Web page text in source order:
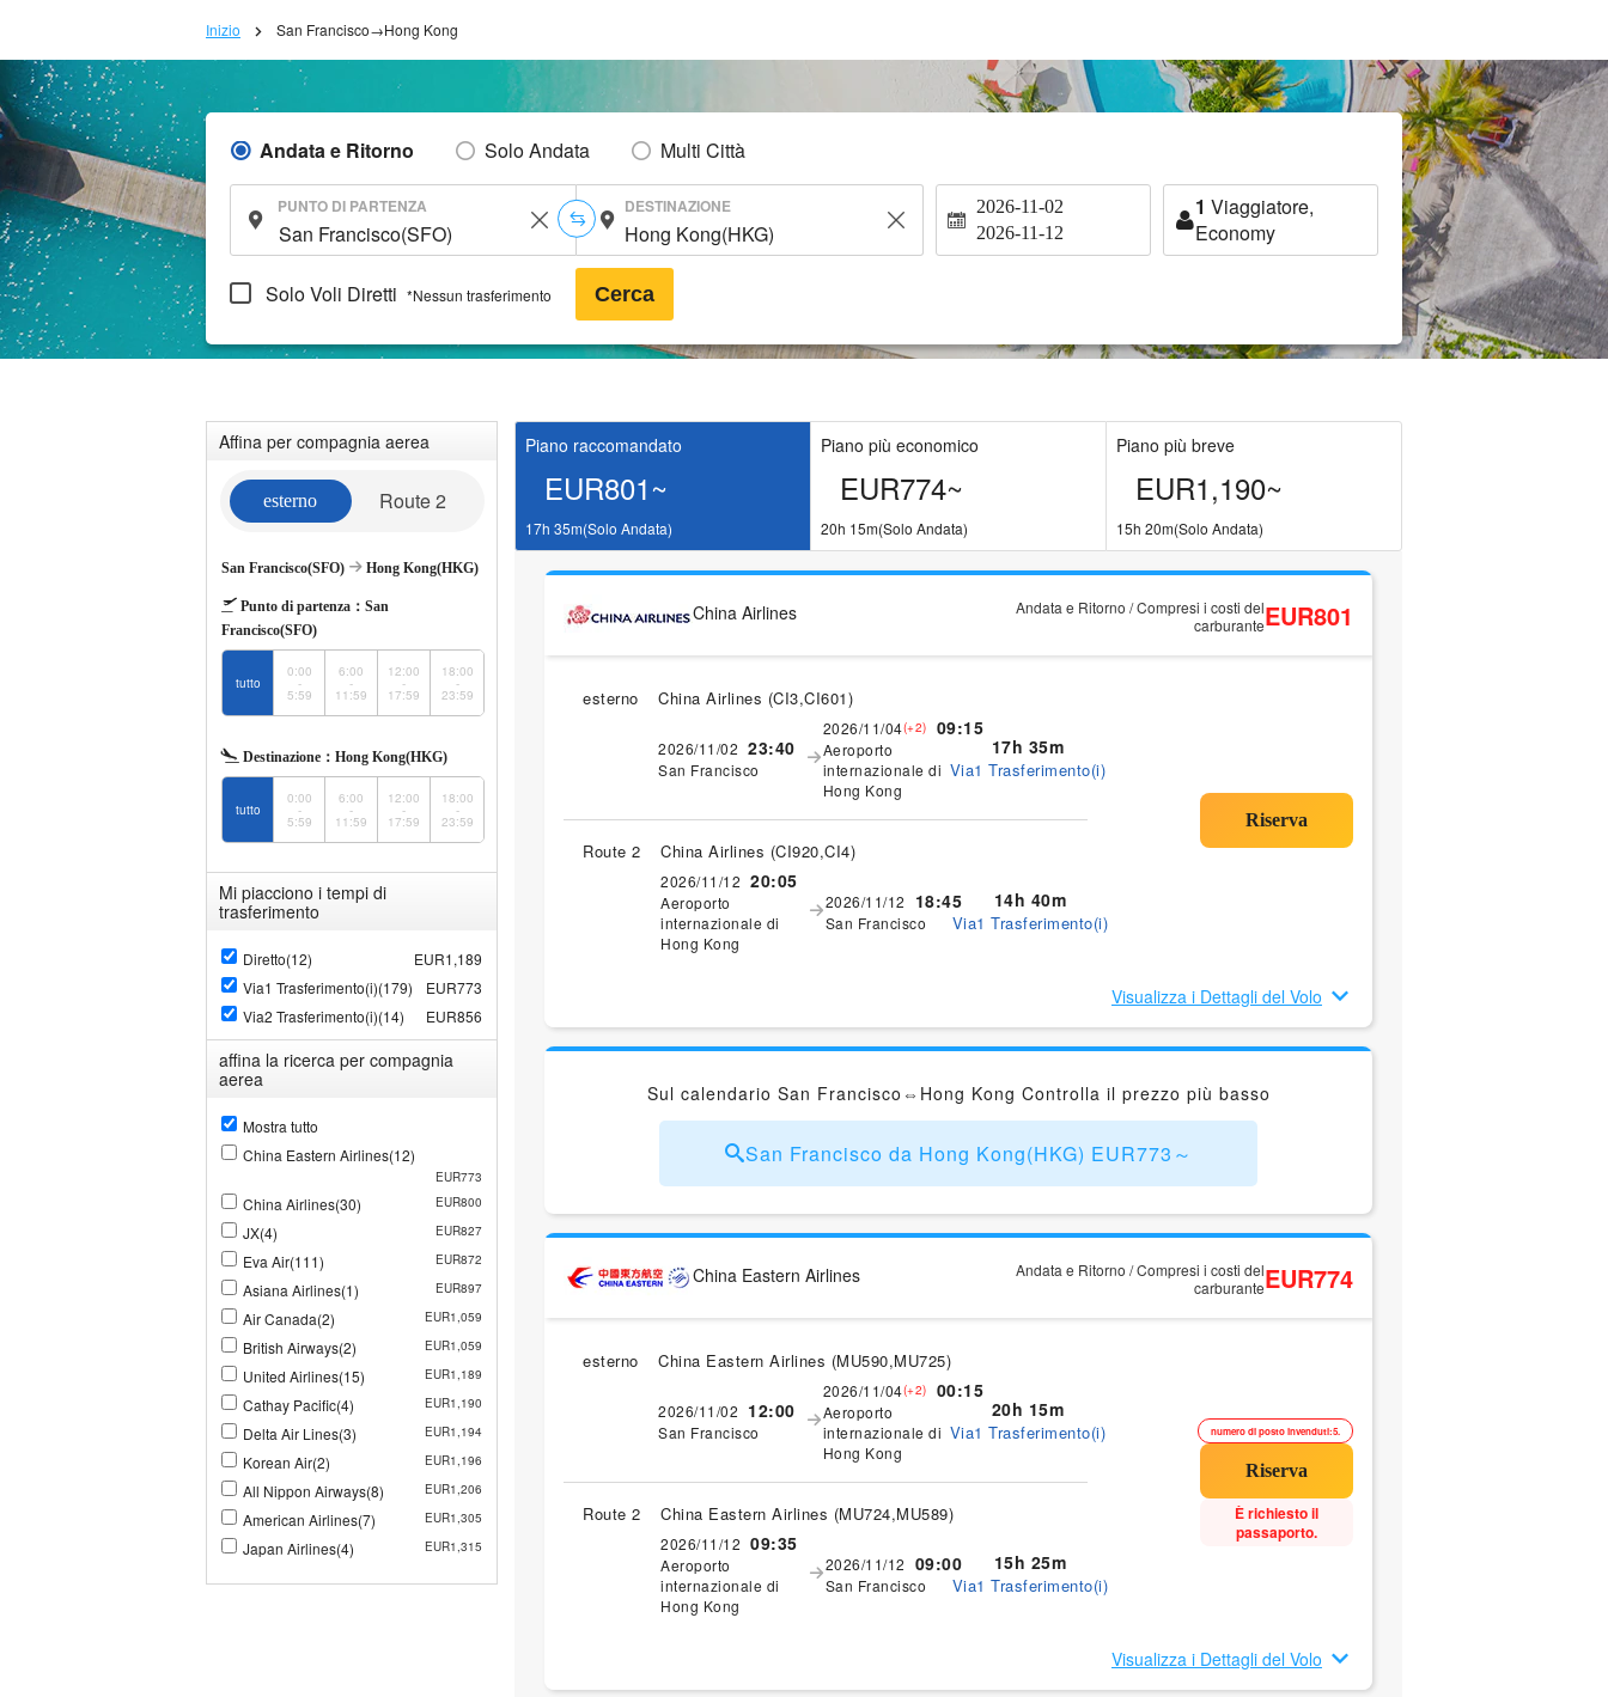
Inizio San Francisco→Hong Kong
Andata e Ritorno Solo Andata Multi Città
PUNTO DI PARTENZA DESTINAZIONE 2026-11-02
2026-11-12
1 Viaggiatore,
Economy
Solo Voli Diretti *Nessun trasferimento Cerca
Affina per compagnia aerea
esterno Route 2
San Francisco(SFO) Hong Kong(HKG)
Punto di partenza： San
Francisco(SFO)
tutto
0:00
-
5:59
6:00
-
11:59
12:00
-
17:59
18:00
-
23:59
Destinazione： Hong Kong(HKG)
tutto
0:00
-
5:59
6:00
-
11:59
12:00
-
17:59
18:00
-
23:59
Mi piacciono i tempi di
trasferimento
Diretto(12)
EUR1,189
Via1 Trasferimento(i)(179)
EUR773
Via2 Trasferimento(i)(14)
EUR856
affina la ricerca per compagnia
aerea
Mostra tutto
China Eastern Airlines(12)
EUR773
China Airlines(30) EUR800
JX(4) EUR827
Eva Air(111) EUR872
Asiana Airlines(1) EUR897
Air Canada(2) EUR1,059
British Airways(2) EUR1,059
United Airlines(15) EUR1,189
Cathay Pacific(4) EUR1,190
Delta Air Lines(3) EUR1,194
Korean Air(2) EUR1,196
All Nippon Airways(8) EUR1,206
American Airlines(7) EUR1,305
Japan Airlines(4) EUR1,315
Piano raccomandato
EUR801~
17h 35m(Solo Andata)
Piano più economico
EUR774~
20h 15m(Solo Andata)
Piano più breve
EUR1,190~
15h 20m(Solo Andata)
China Airlines
Andata e Ritorno / Compresi i costi del
carburanteEUR801
esterno China Airlines (CI3,CI601)
2026/11/02 23:40
San Francisco
2026/11/04(+2) 09:15
Aeroporto
internazionale di
Hong Kong
17h 35m
Via1 Trasferimento(i)
Route 2 China Airlines (CI920,CI4)
2026/11/12 20:05
Aeroporto
internazionale di
Hong Kong
2026/11/12 18:45
San Francisco
14h 40m
Via1 Trasferimento(i)
Visualizza i Dettagli del Volo
Sul calendario San Francisco⇔Hong Kong Controlla il prezzo più basso
San Francisco da Hong Kong(HKG) EUR773～
China Eastern Airlines
Andata e Ritorno / Compresi i costi del
carburanteEUR774
esterno China Eastern Airlines (MU590,MU725)
2026/11/02 12:00
San Francisco
2026/11/04(+2) 00:15
Aeroporto
internazionale di
Hong Kong
20h 15m
Via1 Trasferimento(i)
Route 2 China Eastern Airlines (MU724,MU589)
2026/11/12 09:35
Aeroporto
internazionale di
Hong Kong
2026/11/12 09:00
San Francisco
15h 25m
Via1 Trasferimento(i)
numero di posto invenduti:5.
È richiesto il
passaporto.
Visualizza i Dettagli del Volo